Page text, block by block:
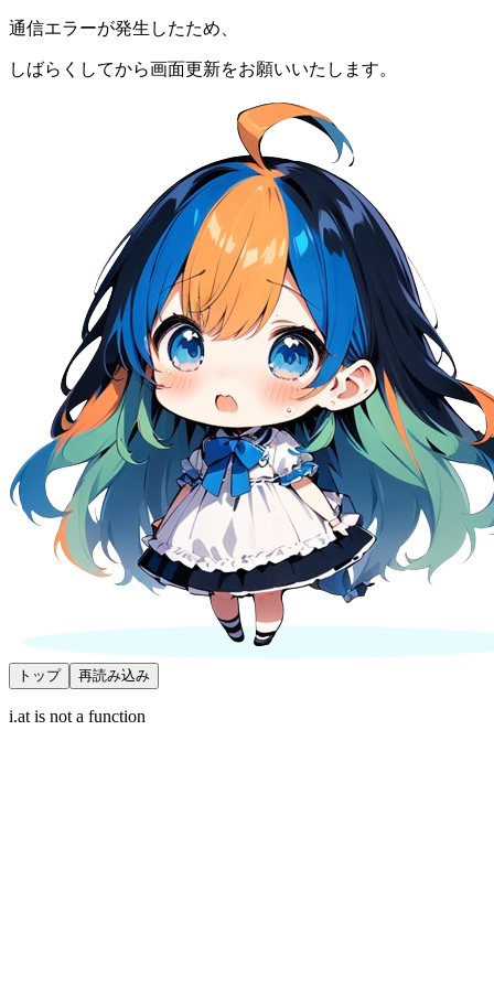
通信エラーが発生したため、
しばらくしてから画面更新をお願いいたします。
トップ 再読み込み
i.at is not a function